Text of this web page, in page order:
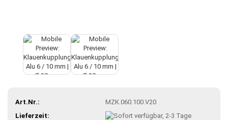
Art.Nr.:
MZK.060.100.V20
Lieferzeit: